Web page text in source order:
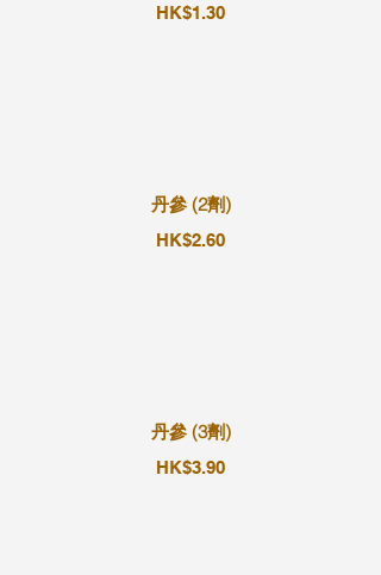
HK$1.30
丹參 (2劑)
HK$2.60
丹參 (3劑)
HK$3.90